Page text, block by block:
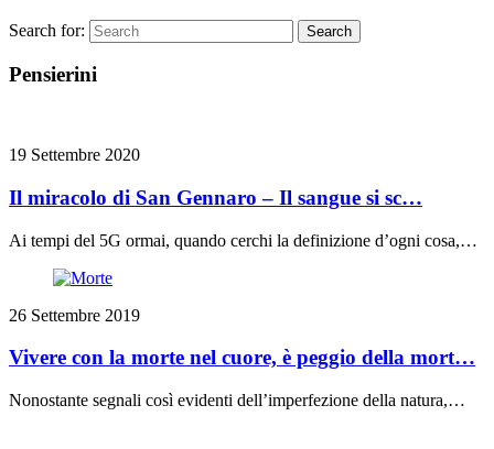
Search for: Search
Pensierini
19 Settembre 2020
Il miracolo di San Gennaro – Il sangue si sc…
Ai tempi del 5G ormai, quando cerchi la definizione d’ogni cosa,…
26 Settembre 2019
Vivere con la morte nel cuore, è peggio della mort…
Nonostante segnali così evidenti dell’imperfezione della natura,…